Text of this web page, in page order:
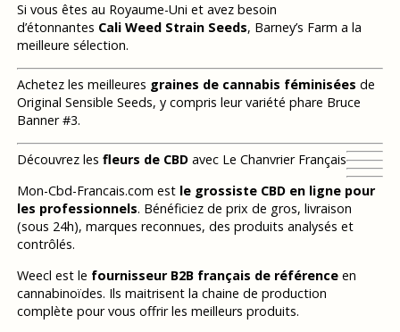
Si vous êtes au Royaume-Uni et avez besoin
d’étonnantes Cali Weed Strain Seeds, Barney’s Farm a la
meilleure sélection.
Achetez les meilleures graines de cannabis féminisées de
Original Sensible Seeds, y compris leur variété phare Bruce
Banner #3.
Découvrez les fleurs de CBDavec Le Chanvrier Français
Mon-Cbd-Francais.com est le grossiste CBD en ligne pour
les professionnels. Bénéficiez de prix de gros, livraison
(sous 24h), marques reconnues, des produits analysés et
contrôlés.
Weecl est le fournisseur B2B français de référenceen
cannabinoïdes. Ils maitrisent la chaine de production
complète pour vous offrir les meilleurs produits.